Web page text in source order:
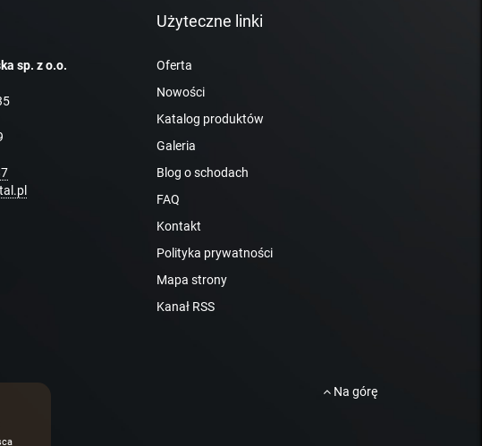
sp. z o.o.
Użyteczne linki
Oferta
Nowości
Katalog produktów
Galeria
Blog o schodach
FAQ
Kontakt
Polityka prywatności
Mapa strony
Kanał RSS
Na górę